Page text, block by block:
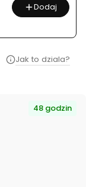
Dodaj
Jak to dziala?
48 godzin